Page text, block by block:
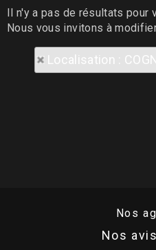
Il n'y a pas de résultats pour
Nous vous invitons à
Localisation :
Nos
Nos